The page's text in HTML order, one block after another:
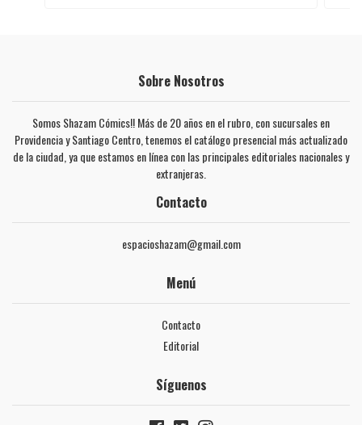
Sobre Nosotros
Somos Shazam Cómics!! Más de 20 años en el rubro, con sucursales en
Providencia y Santiago Centro, tenemos el catálogo presencial más actualizado
de la ciudad, ya que estamos en línea con las principales editoriales nacionales y
extranjeras.
Contacto
espacioshazam@gmail.com
Menú
Contacto
Editorial
Síguenos